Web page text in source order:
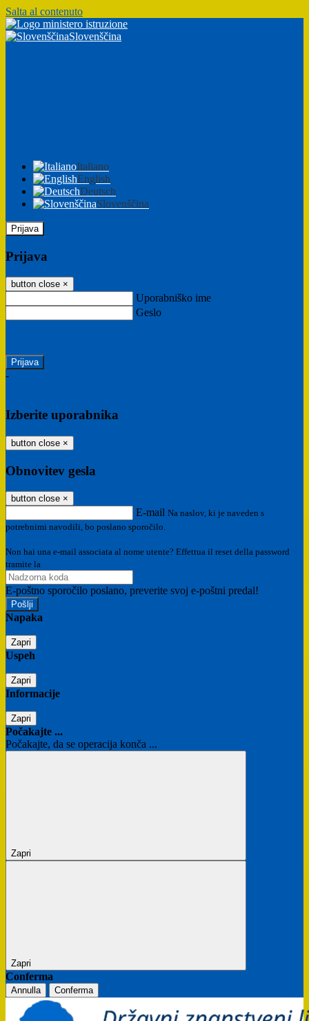
Salta al contenuto
Slovenščina
Italiano
English
Deutsch
Slovenščina
Prijava
Prijava
button close ×
Uporabniško ime
Geslo
-
Izberite uporabnika
button close ×
Obnovitev gesla
button close ×
E-mail Na naslov, ki je naveden s
potrebnimi navodili, bo poslano sporočilo.
Non hai una e-mail associata al nome utente? Effettua il reset della password
tramite la
E-poštno sporočilo poslano, preverite svoj e-poštni predal!
Napaka
Zapri
Uspeh
Zapri
Informacije
Zapri
Počakajte ...
Počakajte, da se operacija konča ...
Zapri
Zapri
Conferma
Annulla Conferma